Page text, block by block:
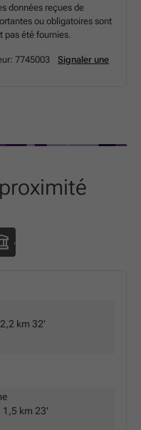
données reçues de
ou obligatoires sont
pas été fournies.
7745003
Signaler une
2,2 km 32'
1,5 km 23'